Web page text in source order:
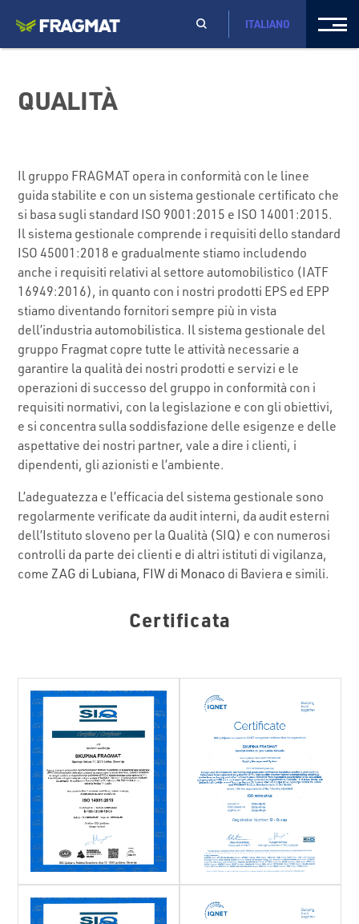
ITALIANO
QUALITÀ
Il gruppo FRAGMAT opera in conformità con le linee
guida stabilite e con un sistema gestionale certificato che
si basa sugli standard ISO 9001:2015 e ISO 14001:2015.
Il sistema gestionale comprende i requisiti dello standard
ISO 45001:2018 e gradualmente stiamo includendo
anche i requisiti relativi al settore automobilistico (IATF
16949:2016), in quanto con i nostri prodotti EPS ed EPP
stiamo diventando fornitori sempre più in vista
dell’industria automobilistica. Il sistema gestionale del
gruppo Fragmat copre tutte le attività necessarie a
garantire la qualità dei nostri prodotti e servizi e le
operazioni di successo del gruppo in conformità con i
requisiti normativi, con la legislazione e con gli obiettivi,
e si concentra sulla soddisfazione delle esigenze e delle
aspettative dei nostri partner, vale a dire i clienti, i
dipendenti, gli azionisti e l’ambiente.
L’adeguatezza e l’efficacia del sistema gestionale sono
regolarmente verificate da audit interni, da audit esterni
dell’Istituto sloveno per la Qualità (SIQ) e con numerosi
controlli da parte dei clienti e di altri istituti di vigilanza,
comeZAG di Lubiana, FIW di Monaco di Baviera e simili.
Certificata